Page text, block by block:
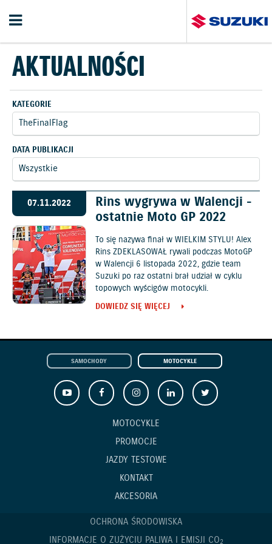
AKTUALNOŚCI
KATEGORIE
DATA PUBLIKACJI
07.11.2022
Rins wygrywa w Walencji -
ostatnie Moto GP 2022
To się nazywa finał w WIELKIM STYLU! Alex
Rins ZDEKLASOWAŁ rywali podczas MotoGP
w Walencji 6 listopada 2022, gdzie team
Suzuki po raz ostatni brał udział w cyklu
topowych wyścigów motocykli.
DOWIEDZ SIĘ WIĘCEJ
SAMOCHODY MOTOCYKLE
MOTOCYKLE
PROMOCJE
JAZDY TESTOWE
KONTAKT
AKCESORIA
OCHRONA ŚRODOWISKA
INFORMACJE O ZUŻYCIU PALIWA I EMISJI CO2